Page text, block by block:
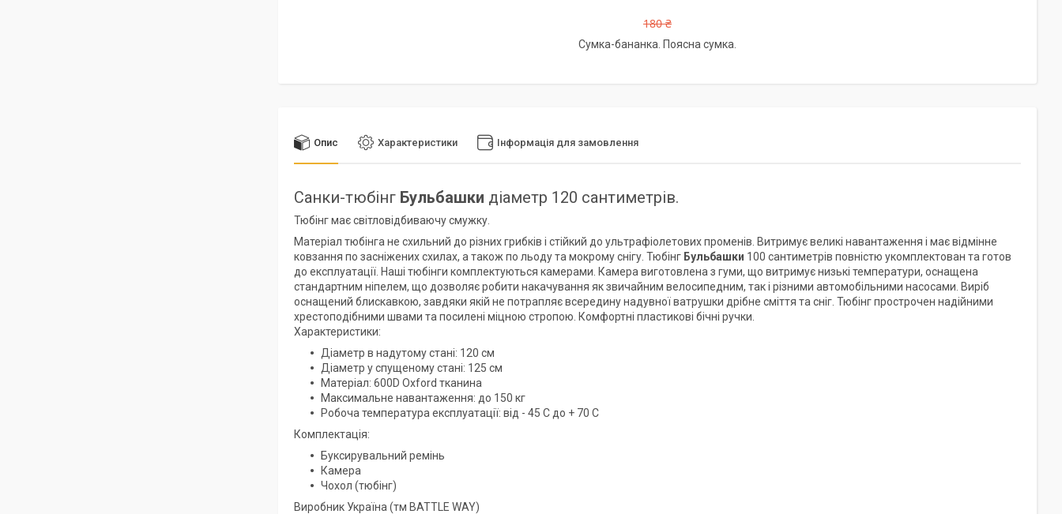
180 ₴
Сумка-бананка. Поясна сумка.
Опис Характеристики Інформація для замовлення
Санки-тюбінг Бульбашки діаметр 120 сантиметрів.
Тюбінг має світловідбиваючу смужку.
Матеріал тюбінга не схильний до різних грибків і стійкий до ультрафіолетових променів. Витримує великі навантаження і має відмінне
ковзання по засніжених схилах, а також по льоду та мокрому снігу. Тюбінг Бульбашки 100 сантиметрів повністю укомплектован та готов
до експлуатації. Наші тюбінги комплектуються камерами. Камера виготовлена з гуми, що витримує низькі температури, оснащена
стандартним ніпелем, що дозволяє робити накачування як звичайним велосипедним, так і різними автомобільними насосами. Виріб
оснащений блискавкою, завдяки якій не потрапляє всередину надувної ватрушки дрібне сміття та сніг. Тюбінг прострочен надійними
хрестоподібними швами та посилені міцною стропою. Комфортні пластикові бічні ручки.
Характеристики:
Діаметр в надутому стані: 120 см
Діаметр у спущеному стані: 125 см
Матеріал: 600D Oxford тканина
Максимальне навантаження: до 150 кг
Робоча температура експлуатації: від - 45 С до + 70 С
Комплектація:
Буксирувальний ремінь
Камера
Чохол (тюбінг)
Виробник Україна (тм BATTLE WAY)